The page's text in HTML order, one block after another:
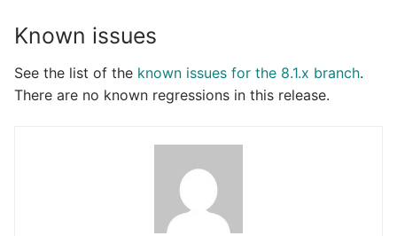
Known issues
See the list of the known issues for the 8.1.x branch.
There are no known regressions in this release.